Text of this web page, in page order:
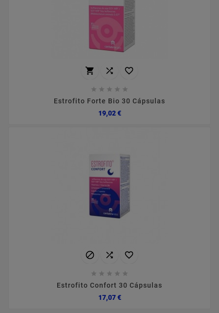
  
    
Estrofito Forte Bio 30 Cápsulas
19,02 €Preço
  
    
Estrofito Confort 30 Cápsulas
17,07 €Preço